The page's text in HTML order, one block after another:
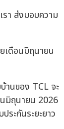
า ส่งมอบความ
เดือนมิถุนายน
านของ TCL จะ
นมิถุนายน 2026
ระกันระยะยาว